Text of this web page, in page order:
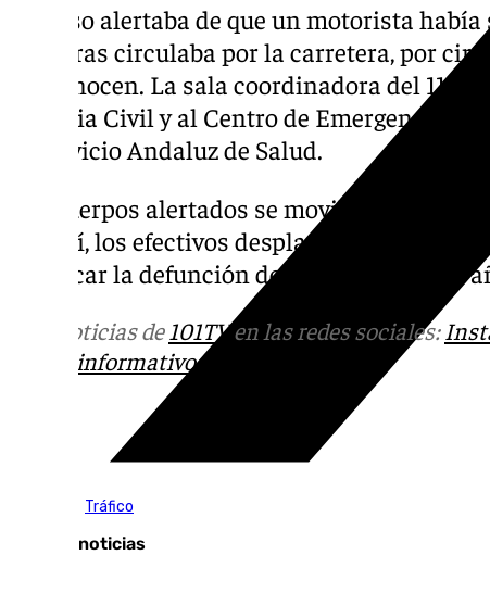
El aviso alertaba de que un motorista
mientras circulaba por la carretera, por
desconocen. La sala coordinadora del 112
Guardia Civil y al Centro de Emergencias
al Servicio Andaluz de Salud.
Los cuerpos alertados se movilizaron de
vez allí, los efectivos desplazados, sin
certificar la defunción de un hombre de 51
Más noticias de101TVen las redes sociales:
informativos@101tv.es
Tráfico
Últimas noticias